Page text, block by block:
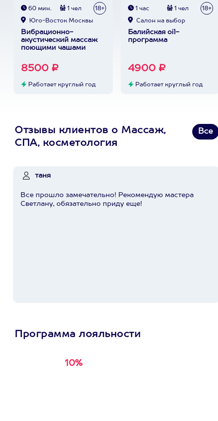
60 мин. 1 чел 18+
Юго-Восток Москвы
Вибрационно-
акустический массаж
поющими чашами
8500 ₽
Работает круглый год
1 час 1 чел 18+
Cалон на выбор
Балийская oil-
программа
4900 ₽
Работает круглый год
Отзывы клиентов о Массаж,
СПА, косметология
Все
таня
Все прошло замечательно! Рекомендую мастера
Светлану, обязательно приду еще!
Программа лояльности
10%